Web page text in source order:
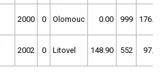
2000 0 Olomouc 0.00 999 176.50
2002 0 Litovel 148.90 552 97.40